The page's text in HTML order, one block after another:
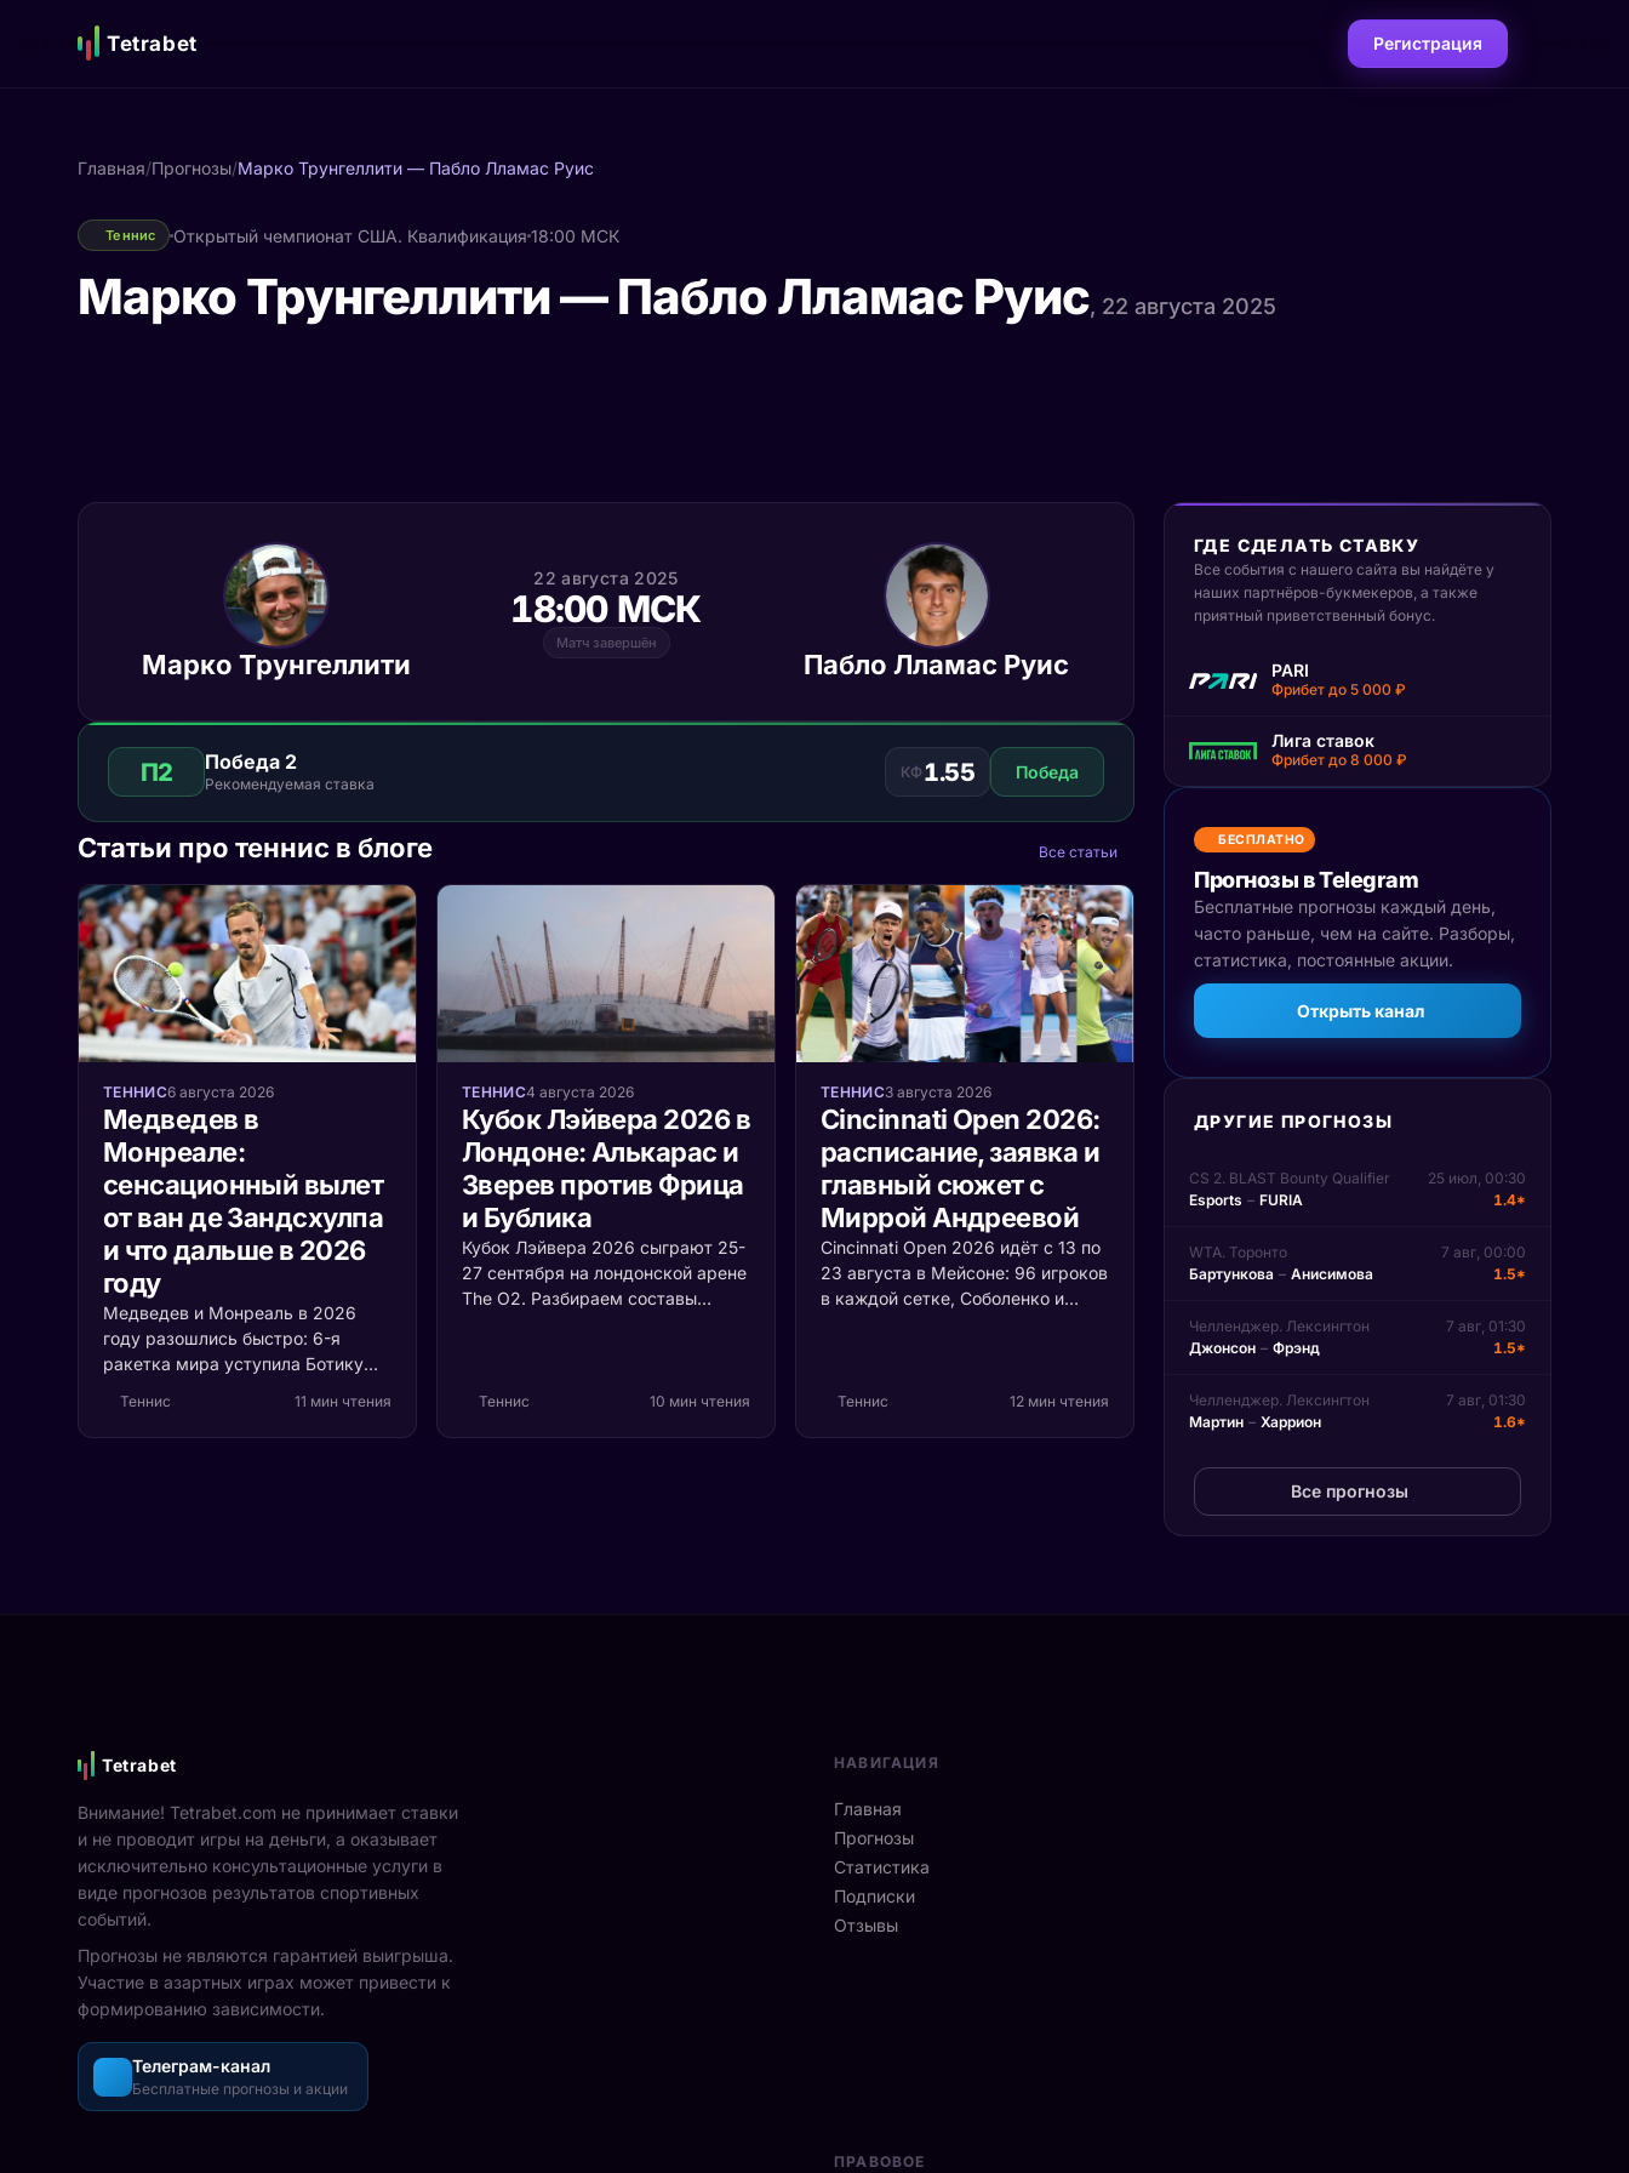
Tetrabet Регистрация
Главная/Прогнозы/Марко Трунгеллити — Пабло Лламас Руис
Теннис Открытый чемпионат США. Квалификация 18:00 МСК
Марко Трунгеллити — Пабло Лламас Руис, 22 августа 2025
Марко Трунгеллити
22 августа 2025
18:00 МСК
Матч завершён
Пабло Лламас Руис
П2 Победа 2
Рекомендуемая ставка
КФ 1.55 Победа
Статьи про теннис в блоге Все статьи
ТЕННИС6 августа 2026
Медведев в
Монреале:
сенсационный вылет
от ван де Зандсхулпа
и что дальше в 2026
году
Медведев и Монреаль в 2026
году разошлись быстро: 6-я
ракетка мира уступила Ботику
минуту. Разбираем, что
Теннис 11 мин чтения
ТЕННИС4 августа 2026
Кубок Лэйвера 2026 в
Лондоне: Алькарас и
Зверев против Фрица
и Бублика
Кубок Лэйвера 2026 сыграют 25-
27 сентября на лондонской арене
The O2. Разбираем составы
судьбу трофея.
Теннис 10 мин чтения
ТЕННИС3 августа 2026
Cincinnati Open 2026:
расписание, заявка и
главный сюжет с
Миррой Андреевой
Cincinnati Open 2026 идёт с 13 по
23 августа в Мейсоне: 96 игроков
в каждой сетке, Соболенко и
выходит на американский хард
Теннис 12 мин чтения
ГДЕ СДЕЛАТЬ СТАВКУ
Все события с нашего сайта вы найдёте у
наших партнёров-букмекеров, а также
приятный приветственный бонус.
PARI
Фрибет до 5 000 ₽
Лига ставок
Фрибет до 8 000 ₽
БЕСПЛАТНО
Прогнозы в Telegram
Бесплатные прогнозы каждый день,
часто раньше, чем на сайте. Разборы,
статистика, постоянные акции.
Открыть канал
ДРУГИЕ ПРОГНОЗЫ
CS 2. BLAST Bounty Qualifier
25 июл, 00:30
Esports – FURIA 1.4*
WTA. Торонто
7 авг, 00:00
Бартункова – Анисимова 1.5*
Челленджер. Лексингтон
7 авг, 01:30
Джонсон – Фрэнд 1.5*
Челленджер. Лексингтон
7 авг, 01:30
Мартин – Харрион 1.6*
Все прогнозы
Tetrabet
Внимание! Tetrabet.com не принимает ставки
и не проводит игры на деньги, а оказывает
исключительно консультационные услуги в
виде прогнозов результатов спортивных
событий.
Прогнозы не являются гарантией выигрыша.
Участие в азартных играх может привести к
формированию зависимости.
Телеграм-канал
Бесплатные прогнозы и акции
НАВИГАЦИЯ
Главная
Прогнозы
Статистика
Подписки
Отзывы
ПРАВОВОЕ